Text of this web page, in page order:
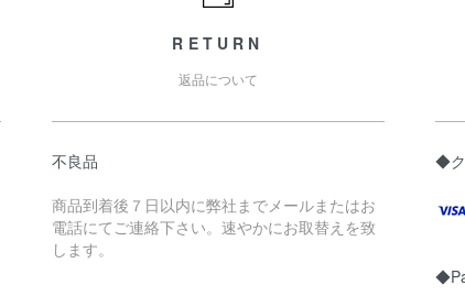
RETURN
返品について
不良品
商品到着後７日以内に弊社までメールまたはお
電話にてご連絡下さい。速やかにお取替えを致
します。
◆ク